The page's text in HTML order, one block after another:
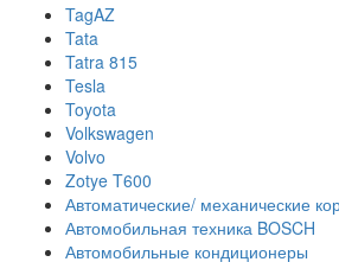
TagAZ
Tata
Tatra 815
Tesla
Toyota
Volkswagen
Volvo
Zotye T600
Автоматические/ механические
Автомобильная техника BOSCH
Автомобильные кондиционеры